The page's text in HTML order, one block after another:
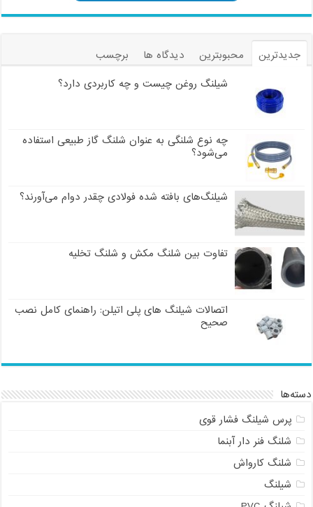
جدیدترین محبوبترین دیدگاه ها
برچسب
شیلنگ روغن چیست و چه کاربردی دارد؟
چه نوع شلنگی به عنوان شلنگ گاز طبیعی استفاده
می‌شود؟
شیلنگ‌های بافته شده فولادی چقدر دوام می‌آورند؟
تفاوت بین شلنگ مکش و شلنگ تخلیه
اتصالات شیلنگ های پلی اتیلن: راهنمای کامل نصب
صحیح
دسته‌ها
پرس شیلنگ فشار قوی
شلنگ فنر دار آبنما
شلنگ کارواش
شیلنگ